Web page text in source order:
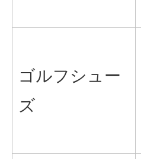
ゴルフシュー
ズ